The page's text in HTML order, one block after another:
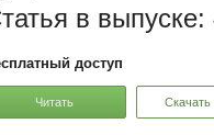
в выпуске:
доступ
Читать Скачать